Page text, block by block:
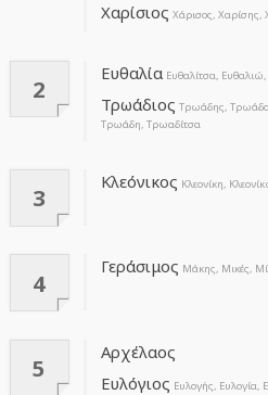
Χαρίσιος Χάρισος, Χαρίσης,
2
Ευθαλία Ευθαλίτσα,
Τρωάδιος Τρωάδης,
Τρωάδη, Τρωαδίτσα
3
Κλεόνικος Κλεονίκη,
4
Γεράσιμος Μάκης, Μικές,
5
Αρχέλαος
Ευλόγιος Ευλογής, Ευλογία,